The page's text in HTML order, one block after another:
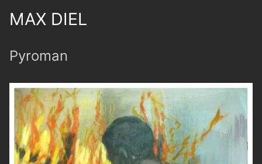
MAX DIEL
Pyroman